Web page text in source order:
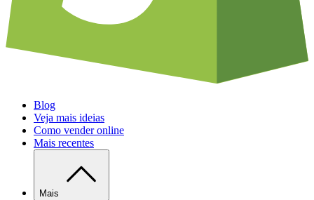
Blog
Veja mais ideias
Como vender online
Mais recentes
Mais